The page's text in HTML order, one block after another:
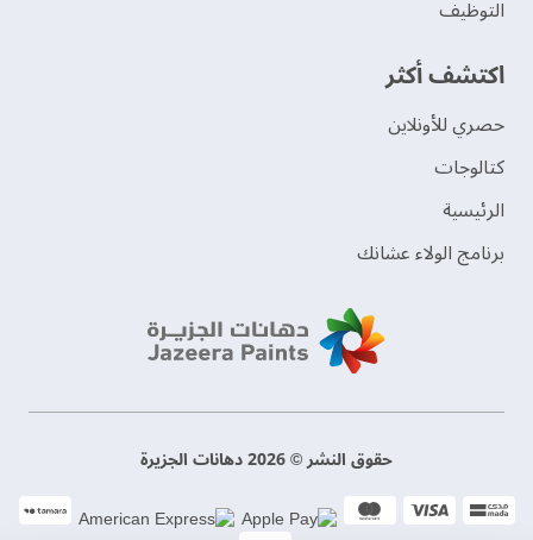
التوظيف
اكتشف أكثر
حصري للأونلاين
‫كتالوجات‬
الرئيسية
برنامج الولاء عشانك
حقوق النشر © 2026 دهانات الجزيرة